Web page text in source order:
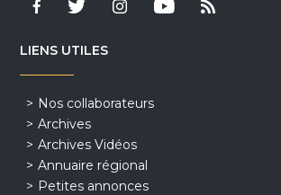
LIENS UTILES
Nos collaborateurs
Archives
Archives Vidéos
Annuaire régional
Petites annonces